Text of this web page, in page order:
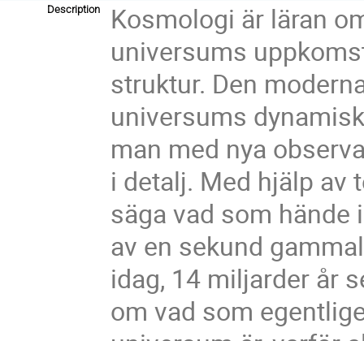
Description
Kosmologi är läran
universums
struktur. Den
universums
man med nya
i detalj. Med hjälp av
säga vad som hände
av en sekund
idag, 14 miljarder år
om vad som